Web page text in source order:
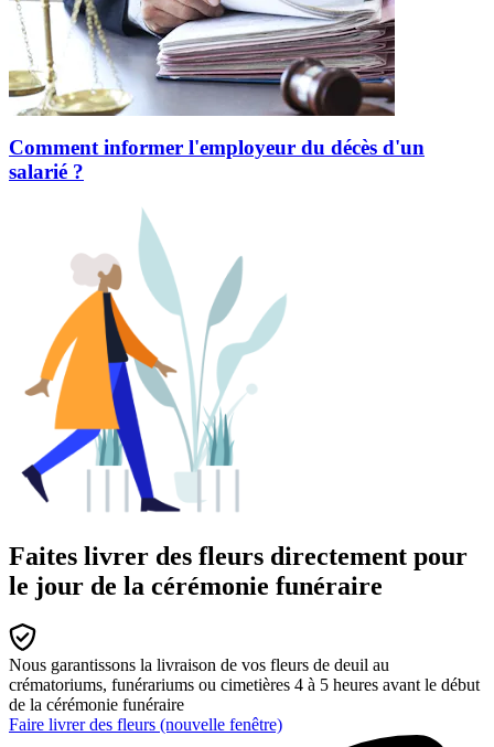
Comment informer l'employeur du décès d'un
salarié ?
Faites livrer des fleurs directement pour
le jour de la cérémonie funéraire
Nous garantissons la livraison de vos fleurs de deuil au
crématoriums, funérariums ou cimetières 4 à 5 heures avant le début
de la cérémonie funéraire
Faire livrer des fleurs (nouvelle fenêtre)